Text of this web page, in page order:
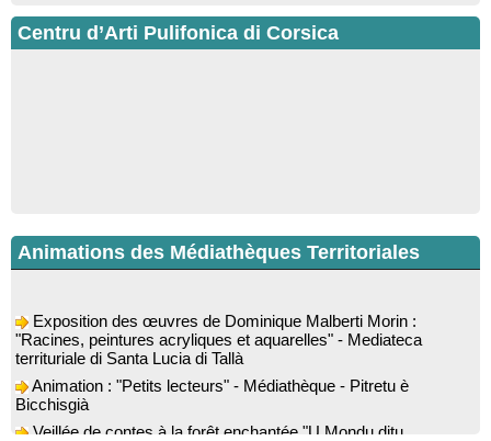
Centru d’Arti Pulifonica di Corsica
Animations des Médiathèques Territoriales
"Racines, peintures acryliques et aquarelles" - Mediateca
territuriale di Santa Lucia di Tallà
Bicchisgià
Veillée de contes à la forêt enchantée "U Mondu ditu